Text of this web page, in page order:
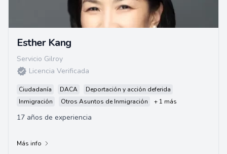
Esther Kang
Servicio Gilroy
Licencia Verificada
Ciudadanía DACA
Deportación y acción deferida
Inmigración
Otros Asuntos de Inmigración + 1 más
17 años de experiencia
Más info